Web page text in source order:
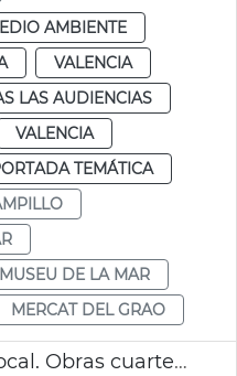
AMBIENTE
VALENCIA
LAS AUDIENCIAS
VALENCIA
TEMÁTICA
MUSEU DE LA MAR
MERCAT DEL GRAO
Junta de Gobierno Local. Obras cuartel de ingenieros